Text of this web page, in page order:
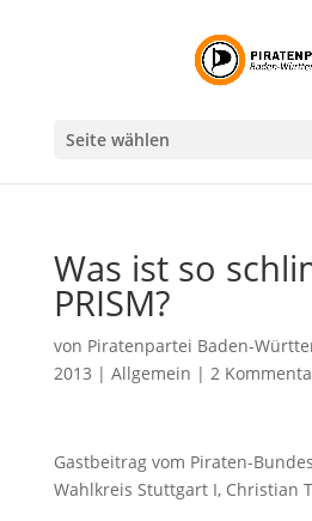
Seite wählen
Was ist so
PRISM?
von Piratenpartei Baden-
2013 | Allgemein | 2
Gastbeitrag vom Piraten-
Wahlkreis Stuttgart I, Christian